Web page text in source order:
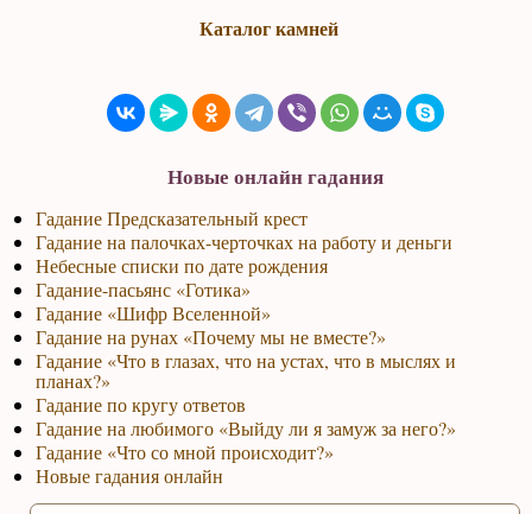
Каталог камней
Новые онлайн гадания
Гадание Предсказательный крест
Гадание на палочках-черточках на работу и деньги
Небесные списки по дате рождения
Гадание-пасьянс «Готика»
Гадание «Шифр Вселенной»
Гадание на рунах «Почему мы не вместе?»
Гадание «Что в глазах, что на устах, что в мыслях и
планах?»
Гадание по кругу ответов
Гадание на любимого «Выйду ли я замуж за него?»
Гадание «Что со мной происходит?»
Новые гадания онлайн